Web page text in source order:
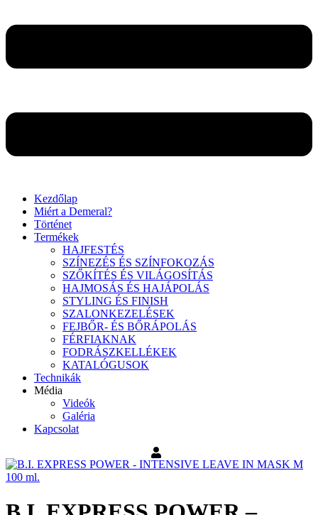
Kezdőlap
Miért a Demeral?
Történet
Termékek
HAJFESTÉS
SZÍNEZÉS ÉS SZÍNFOKOZÁS
SZŐKÍTÉS ÉS VILÁGOSÍTÁS
HAJMOSÁS ÉS HAJÁPOLÁS
STYLING ÉS FINISH
SZALONKEZELÉSEK
FEJBŐR- ÉS BŐRÁPOLÁS
FÉRFIAKNAK
FODRÁSZKELLÉKEK
KATALÓGUSOK
Technikák
Média
Videók
Galéria
Kapcsolat